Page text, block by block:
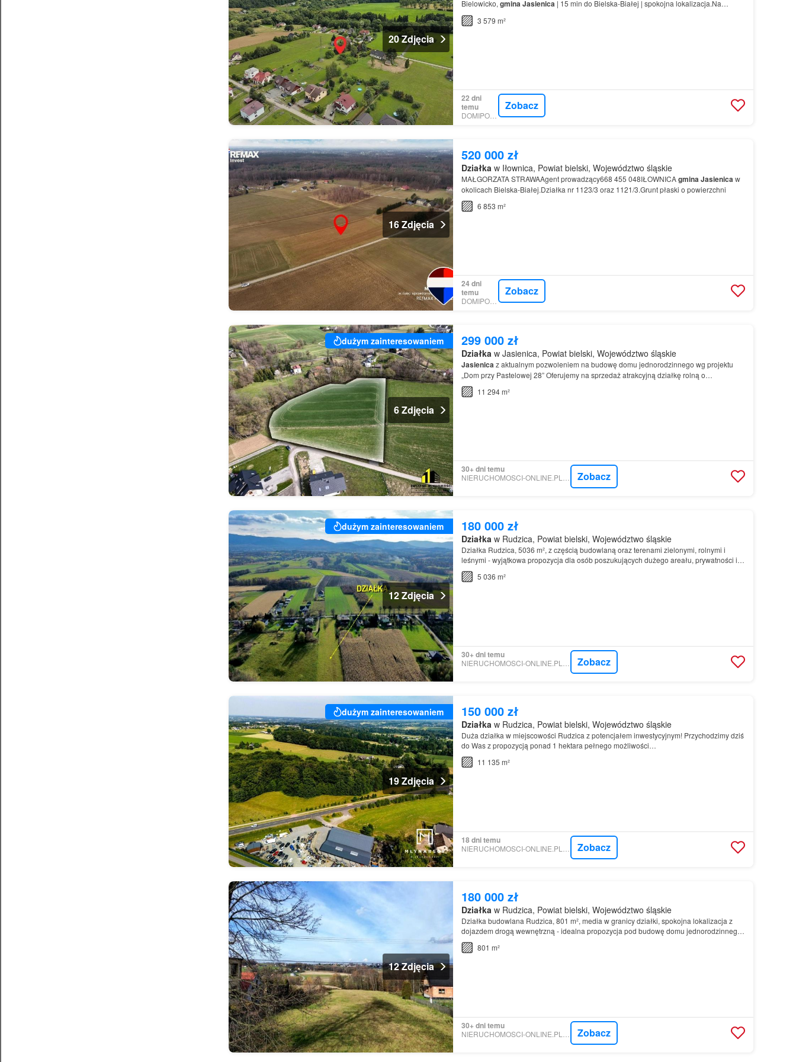
20 Zdjęcia
Bielowicko, gminaJasienica | 15 min do Bielska-Białej | spokojna lokalizacja.Na
sprzedaż atrakcyjna działka budowlana o numerze 239/61 o powierzchni 3579…
3 579 m²
22 dni
temu
DOMIPORTA
Zobacz
16 Zdjęcia
520 000 zł
Działka w Iłownica, Powiat bielski, Województwo śląskie
MAŁGORZATA STRAWAAgent prowadzący668 455 048IŁOWNICAgminaJasienicaw
okolicach Bielska-Białej.Działka nr 1123/3 oraz 1121/3.Grunt płaski o powierzchni
6 853 m²
24 dni
temu
DOMIPORTA
Zobacz
dużym zainteresowaniem
6 Zdjęcia
299 000 zł
Działka w Jasienica, Powiat bielski, Województwo śląskie
Jasienicaz aktualnym pozwoleniem na budowę domu jednorodzinnego wg projektu
„Dom przy Pastelowej 28” Oferujemy na sprzedaż atrakcyjną działkę rolną o
powierzchni 11 290 m², położoną w malowniczej i spokojnej miejscowości Wie…
11 294 m²
30+ dni temu
Zobacz
dużym zainteresowaniem
12 Zdjęcia
180 000 zł
Działka w Rudzica, Powiat bielski, Województwo śląskie
Działka Rudzica, 5036 m², z częścią budowlaną oraz terenami zielonymi, rolnymi i
leśnymi - wyjątkowa propozycja dla osób poszukujących dużego areału, prywatności i
naturalnego otoczenia Około 420 m² stanowi teren budowlany, n…
5 036 m²
30+ dni temu
Zobacz
dużym zainteresowaniem
19 Zdjęcia
150 000 zł
Działka w Rudzica, Powiat bielski, Województwo śląskie
Duża działka w miejscowości Rudzica z potencjałem inwestycyjnym! Przychodzimy dziś
do Was z propozycją ponad 1 hektara pełnego możliwości…
11 135 m²
18 dni temu
Zobacz
12 Zdjęcia
180 000 zł
Działka w Rudzica, Powiat bielski, Województwo śląskie
Działka budowlana Rudzica, 801 m², media w granicy działki, spokojna lokalizacja z
dojazdem drogą wewnętrzną - idealna propozycja pod budowę domu jednorodzinnego
w kameralnym otoczeniu…
801 m²
30+ dni temu
Zobacz